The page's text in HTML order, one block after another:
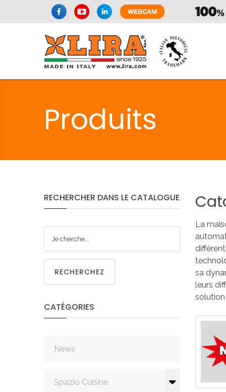
SPAZIO
Produits
RECHERCHER DANS LE CATALOGUE
RECHERCHEZ
CATÉGORIES
News
Spazio Cuisine
La
sa
leurs
solution